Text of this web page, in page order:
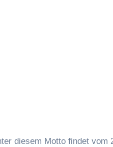
diesem Motto findet vom